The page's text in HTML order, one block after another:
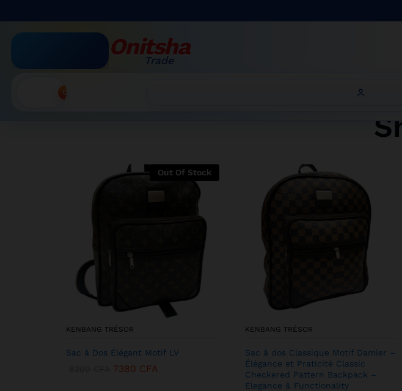
Onitsha
Trade
Accueil
Out Of Stock
KENBANG TRÉSOR
Sac à Dos Élégant Motif LV
7380 CFA
KENBANG TRÉSOR
Sac à dos Classique Motif Damier –
Élégance et Praticité Classic
Checkered Pattern Backpack –
Elegance & Functionality